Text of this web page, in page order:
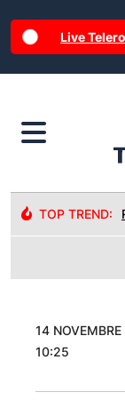
Live
TOP TREND:
14
10:25